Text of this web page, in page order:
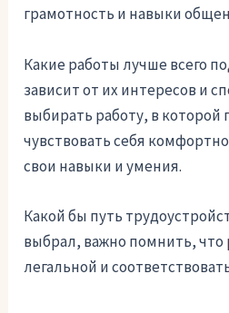
грамотность и навыки
Какие работы лучше всего
зависит от их интересов и
выбирать работу, в которой
чувствовать себя
свои навыки и умения.
Какой бы путь
выбрал, важно помнить, что
легальной и